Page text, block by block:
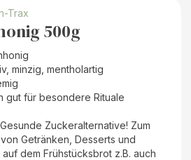
Trax
500g
minzig, mentholartig
gut für besondere Rituale
Zuckeralternative! Zum
Getränken, Desserts und
dem Frühstücksbrot z.B. auch